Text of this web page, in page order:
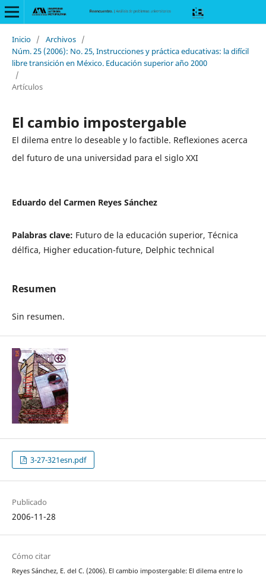
Inicio / Archivos /
Núm. 25 (2006): No. 25, Instrucciones y práctica educativas: la difícil
libre transición en México. Educación superior año 2000
/
Artículos
El cambio impostergable
El dilema entre lo deseable y lo factible. Reflexiones acerca
del futuro de una universidad para el siglo XXI
Eduardo del Carmen Reyes Sánchez
Palabras clave: Futuro de la educación superior, Técnica
délfica, Higher education-future, Delphic technical
Resumen
Sin resumen.
3-27-321esn.pdf
Publicado
2006-11-28
Cómo citar
Reyes Sánchez, E. del C. (2006). El cambio impostergable: El dilema entre lo